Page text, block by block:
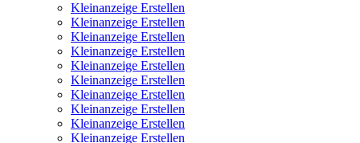
Kleinanzeige Erstellen
Kleinanzeige Erstellen
Kleinanzeige Erstellen
Kleinanzeige Erstellen
Kleinanzeige Erstellen
Kleinanzeige Erstellen
Kleinanzeige Erstellen
Kleinanzeige Erstellen
Kleinanzeige Erstellen
Kleinanzeige Erstellen